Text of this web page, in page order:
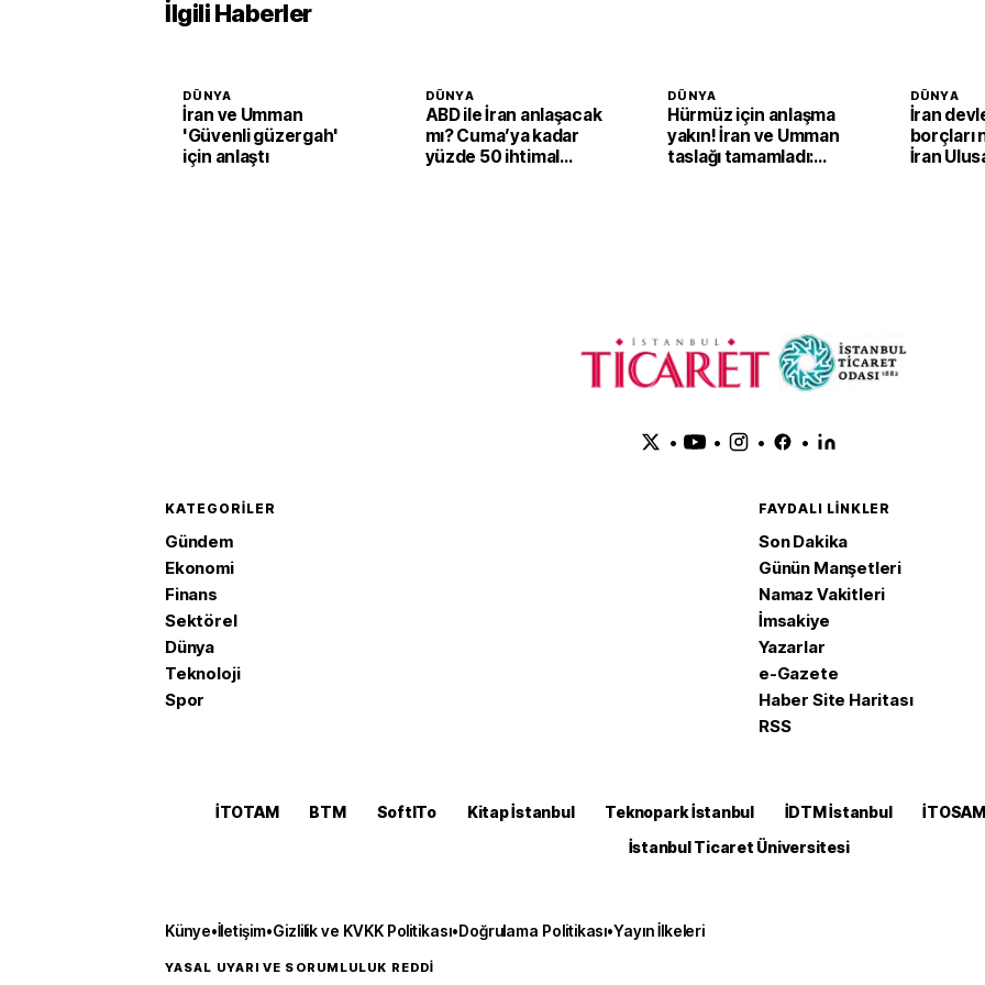
İlgili Haberler
DÜNYA
İran ve Umman
'Güvenli güzergah'
için anlaştı
DÜNYA
ABD ile İran anlaşacak
mı? Cuma’ya kadar
yüzde 50 ihtimal
DÜNYA
Hürmüz için anlaşma
yakın! İran ve Umman
taslağı tamamladı:
DÜNYA
İran
borçları
İran
• • • •
KATEGORILER
Gündem
Ekonomi
Finans
Sektörel
Dünya
Teknoloji
Spor
FAYDALI LINKLER
Son Dakika
Günün Manşetleri
Namaz Vakitleri
İmsakiye
Yazarlar
e-Gazete
Haber Site Haritası
RSS
İTOTAM BTM SoftITo Kitap İstanbul Teknopark İstanbul İDTM İstanbul İTOSAM
İstanbul Ticaret Üniversitesi
Künye•İletişim•Gizlilik ve KVKK Politikası•Doğrulama Politikası•Yayın İlkeleri
YASAL UYARI VE SORUMLULUK REDDİ